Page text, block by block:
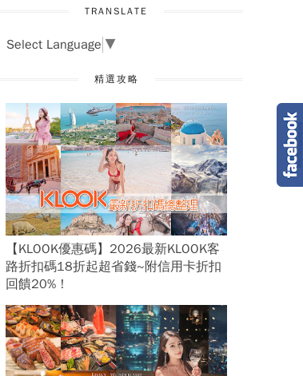
TRANSLATE
Select Language ▼
精選攻略
【KLOOK優惠碼】2026最新KLOOK客
路折扣碼18折起超省錢~附信用卡折扣
回饋20%！